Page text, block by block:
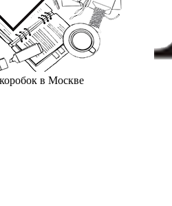
в Москве